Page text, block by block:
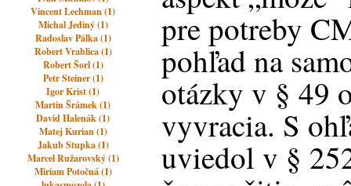
Vincent Lechman (1)
Michal Jediný (1)
Radoslav Pálka (1)
Robert Vrablica (1)
Robert Šorl (1)
Petr Steiner (1)
Igor Krist (1)
Martin Šrámek (1)
David Halenák (1)
Matej Kurian (1)
Jakub Stupka (1)
Marcel Ružarovský (1)
Miriam Potočná (1)
pre potreby
pohľad na
otázky v § 49
vyvracia. S
uviedol v §